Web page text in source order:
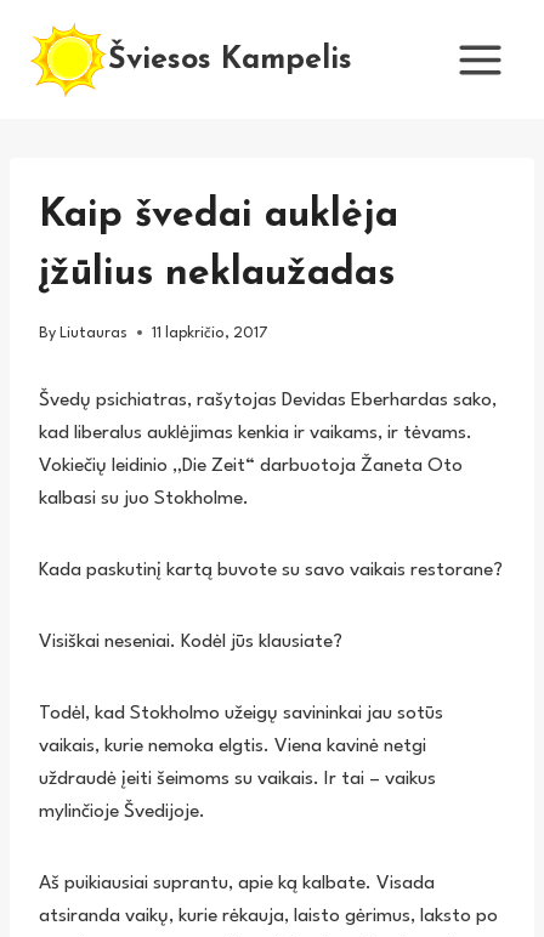
content
Šviesos Kampelis
Kaip švedai auklėja
įžūlius neklaužadas
By Liutauras 11 lapkričio, 2017
Švedų psichiatras, rašytojas Devidas Eberhardas sako,
kad liberalus auklėjimas kenkia ir vaikams, ir tėvams.
Vokiečių leidinio „Die Zeit“ darbuotoja Žaneta Oto
kalbasi su juo Stokholme.
Kada paskutinį kartą buvote su savo vaikais restorane?
Visiškai neseniai. Kodėl jūs klausiate?
Todėl, kad Stokholmo užeigų savininkai jau sotūs
vaikais, kurie nemoka elgtis. Viena kavinė netgi
uždraudė įeiti šeimoms su vaikais. Ir tai – vaikus
mylinčioje Švedijoje.
Aš puikiausiai suprantu, apie ką kalbate. Visada
atsiranda vaikų, kurie rėkauja, laisto gėrimus, laksto po